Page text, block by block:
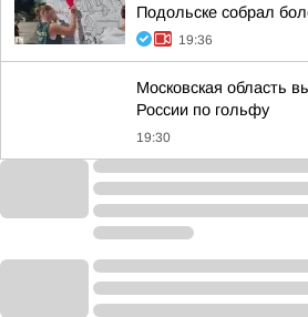
Подольске собрал
19:36
Московская область
России по гольфу
19:30